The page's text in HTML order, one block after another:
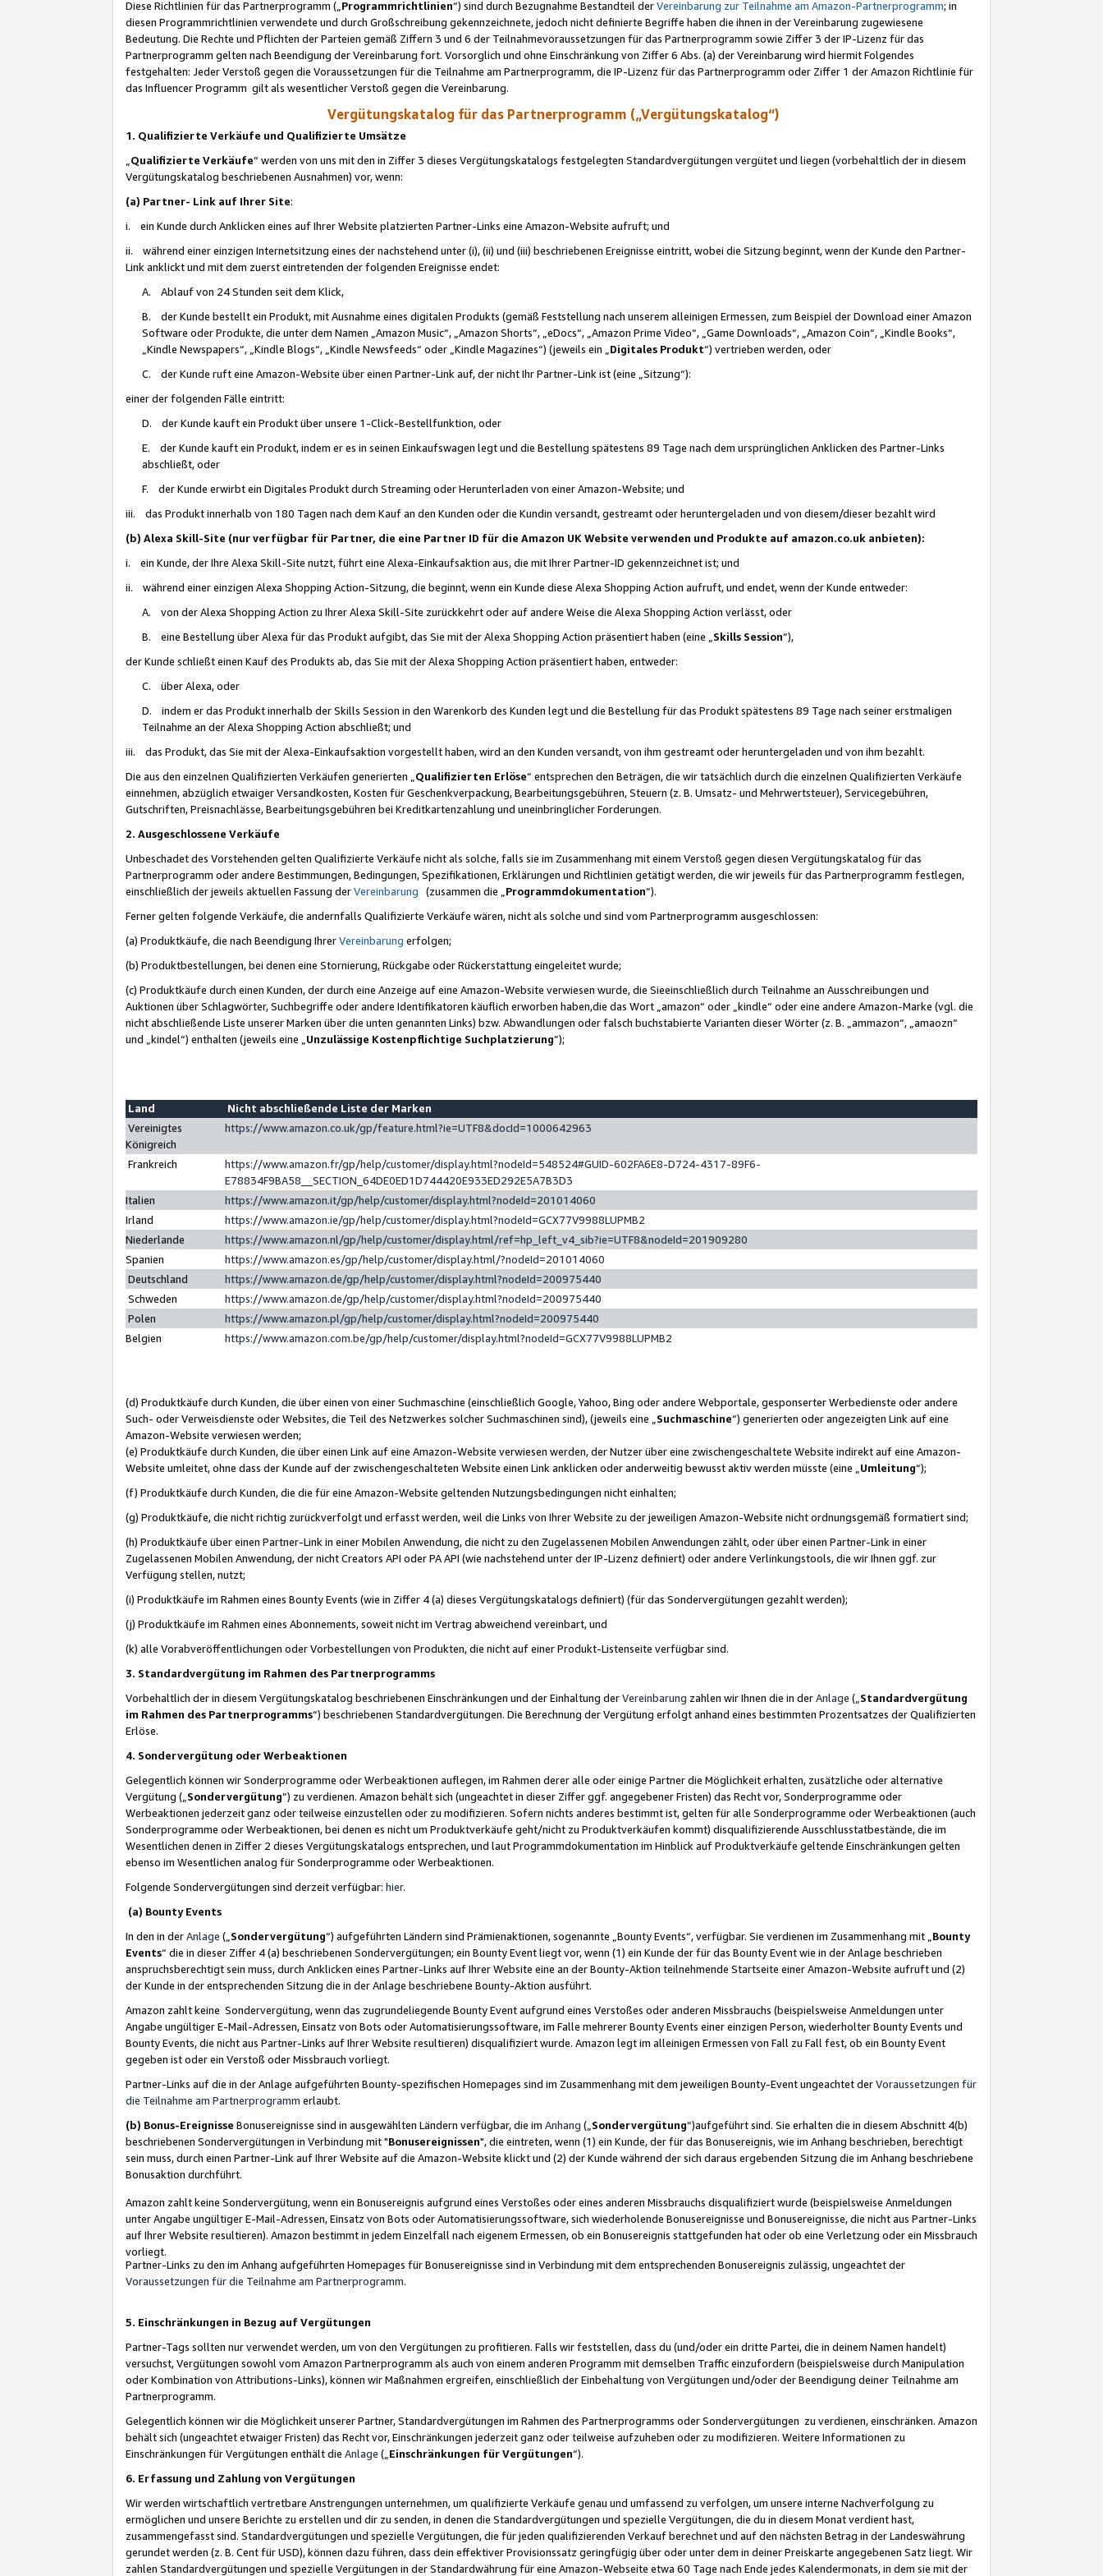
Diese Richtlinien für das Partnerprogramm („Programmrichtlinien“) sind durch Bezugnahme Bestandteil derVereinbarung zur Teilnahme am Amazon-Partnerprogramm; in
diesen Programmrichtlinien verwendete und durch Großschreibung gekennzeichnete, jedoch nicht definierte Begriffe haben die ihnen in der Vereinbarung zugewiesene
Bedeutung. Die Rechte und Pflichten der Parteien gemäß Ziffern 3 und 6 der Teilnahmevoraussetzungen für das Partnerprogramm sowie Ziffer 3 der IP-Lizenz für das
Partnerprogramm gelten nach Beendigung der Vereinbarung fort. Vorsorglich und ohne Einschränkung von Ziffer 6 Abs. (a) der Vereinbarung wird hiermit Folgendes
festgehalten: Jeder Verstoß gegen die Voraussetzungen für die Teilnahme am Partnerprogramm, die IP-Lizenz für das Partnerprogramm oder Ziffer 1 der Amazon Richtlinie für
das Influencer Programm gilt als wesentlicher Verstoß gegen die Vereinbarung.
Vergütungskatalog für das Partnerprogramm („Vergütungskatalog“)
1. Qualifizierte Verkäufe und Qualifizierte Umsätze
Qualifizierte Verkäufe“ werden von uns mit den in Ziffer 3 dieses Vergütungskatalogs festgelegten Standardvergütungen vergütet und liegen (vorbehaltlich der in diesem
Vergütungskatalog beschriebenen Ausnahmen) vor, wenn:
(a) Partner- Link auf Ihrer Site:
i. ein Kunde durch Anklicken eines auf Ihrer Website platzierten Partner-Links eine Amazon-Website aufruft; und
ii. während einer einzigen Internetsitzung eines der nachstehend unter (i), (ii) und (iii) beschriebenen Ereignisse eintritt, wobei die Sitzung beginnt, wenn der Kunde den Partner-
Link anklickt und mit dem zuerst eintretenden der folgenden Ereignisse endet:
A. Ablauf von 24 Stunden seit dem Klick,
B. der Kunde bestellt ein Produkt, mit Ausnahme eines digitalen Produkts (gemäß Feststellung nach unserem alleinigen Ermessen, zum Beispiel der Download einer Amazon
Software oder Produkte, die unter dem Namen „Amazon Music“, „Amazon Shorts“, „eDocs“, „Amazon Prime Video“, „Game Downloads“, „Amazon Coin“, „Kindle Books“,
„Kindle Newspapers“, „Kindle Blogs“, „Kindle Newsfeeds“ oder „Kindle Magazines“) (jeweils ein „ Digitales Produkt“) vertrieben werden, oder
C. der Kunde ruft eine Amazon-Website über einen Partner-Link auf, der nicht Ihr Partner-Link ist (eine „Sitzung“):
einer der folgenden Fälle eintritt:
D. der Kunde kauft ein Produkt über unsere 1-Click-Bestellfunktion, oder
E. der Kunde kauft ein Produkt, indem er es in seinen Einkaufswagen legt und die Bestellung spätestens 89 Tage nach dem ursprünglichen Anklicken des Partner-Links
abschließt, oder
F. der Kunde erwirbt ein Digitales Produkt durch Streaming oder Herunterladen von einer Amazon-Website; und
iii. das Produkt innerhalb von 180 Tagen nach dem Kauf an den Kunden oder die Kundin versandt, gestreamt oder heruntergeladen und von diesem/dieser bezahlt wird
(b) Alexa Skill-Site (nur verfügbar für Partner, die eine Partner ID für die Amazon UK Website verwenden und Produkte auf amazon.co.uk anbieten):
i. ein Kunde, der Ihre Alexa Skill-Site nutzt, führt eine Alexa-Einkaufsaktion aus, die mit Ihrer Partner-ID gekennzeichnet ist; und
ii. während einer einzigen Alexa Shopping Action-Sitzung, die beginnt, wenn ein Kunde diese Alexa Shopping Action aufruft, und endet, wenn der Kunde entweder:
A. von der Alexa Shopping Action zu Ihrer Alexa Skill-Site zurückkehrt oder auf andere Weise die Alexa Shopping Action verlässt, oder
B. eine Bestellung über Alexa für das Produkt aufgibt, das Sie mit der Alexa Shopping Action präsentiert haben (eine „ Skills Session“),
der Kunde schließt einen Kauf des Produkts ab, das Sie mit der Alexa Shopping Action präsentiert haben, entweder:
C. über Alexa, oder
D. indem er das Produkt innerhalb der Skills Session in den Warenkorb des Kunden legt und die Bestellung für das Produkt spätestens 89 Tage nach seiner erstmaligen
Teilnahme an der Alexa Shopping Action abschließt; und
iii. das Produkt, das Sie mit der Alexa-Einkaufsaktion vorgestellt haben, wird an den Kunden versandt, von ihm gestreamt oder heruntergeladen und von ihm bezahlt.
Die aus den einzelnen Qualifizierten Verkäufen generierten „ Qualifizierten Erlöse“ entsprechen den Beträgen, die wir tatsächlich durch die einzelnen Qualifizierten Verkäufe
einnehmen, abzüglich etwaiger Versandkosten, Kosten für Geschenkverpackung, Bearbeitungsgebühren, Steuern (z. B. Umsatz- und Mehrwertsteuer), Servicegebühren,
Gutschriften, Preisnachlässe, Bearbeitungsgebühren bei Kreditkartenzahlung und uneinbringlicher Forderungen.
2. Ausgeschlossene Verkäufe
Unbeschadet des Vorstehenden gelten Qualifizierte Verkäufe nicht als solche, falls sie im Zusammenhang mit einem Verstoß gegen diesen Vergütungskatalog für das
Partnerprogramm oder andere Bestimmungen, Bedingungen, Spezifikationen, Erklärungen und Richtlinien getätigt werden, die wir jeweils für das Partnerprogramm festlegen,
einschließlich der jeweils aktuellen Fassung derVereinbarung (zusammen die „ Programmdokumentation“).
Ferner gelten folgende Verkäufe, die andernfalls Qualifizierte Verkäufe wären, nicht als solche und sind vom Partnerprogramm ausgeschlossen:
(a) Produktkäufe, die nach Beendigung IhrerVereinbarung erfolgen;
(b) Produktbestellungen, bei denen eine Stornierung, Rückgabe oder Rückerstattung eingeleitet wurde;
(c) Produktkäufe durch einen Kunden, der durch eine Anzeige auf eine Amazon-Website verwiesen wurde, die Sieeinschließlich durch Teilnahme an Ausschreibungen und
Auktionen über Schlagwörter, Suchbegriffe oder andere Identifikatoren käuflich erworben haben,die das Wort „amazon“ oder „kindle“ oder eine andere Amazon-Marke (vgl. die
nicht abschließende Liste unserer Marken über die unten genannten Links) bzw. Abwandlungen oder falsch buchstabierte Varianten dieser Wörter (z. B. „ammazon“, „amaozn“
und „kindel“) enthalten (jeweils eine „ Unzulässige Kostenpflichtige Suchplatzierung”);
Land
Nicht abschließende Liste der Marken
Vereinigtes
Königreich
https://www.amazon.co.uk/gp/feature.html?ie=UTF8&docId=1000642963
Frankreich
https://www.amazon.fr/gp/help/customer/display.html?nodeId=548524#GUID-602FA6E8-D724-4317-89F6-
E78834F9BA58__SECTION_64DE0ED1D744420E933ED292E5A7B3D3
Italien
https://www.amazon.it/gp/help/customer/display.html?nodeId=201014060
Irland
https://www.amazon.ie/gp/help/customer/display.html?nodeId=GCX77V9988LUPMB2
Niederlande
https://www.amazon.nl/gp/help/customer/display.html/ref=hp_left_v4_sib?ie=UTF8&nodeId=201909280
Spanien
https://www.amazon.es/gp/help/customer/display.html/?nodeId=201014060
Deutschland
https://www.amazon.de/gp/help/customer/display.html?nodeId=200975440
Schweden
https://www.amazon.de/gp/help/customer/display.html?nodeId=200975440
Polen
https://www.amazon.pl/gp/help/customer/display.html?nodeId=200975440
Belgien
https://www.amazon.com.be/gp/help/customer/display.html?nodeId=GCX77V9988LUPMB2
(d) Produktkäufe durch Kunden, die über einen von einer Suchmaschine (einschließlich Google, Yahoo, Bing oder andere Webportale, gesponserter Werbedienste oder andere
Such- oder Verweisdienste oder Websites, die Teil des Netzwerkes solcher Suchmaschinen sind), (jeweils eine „ Suchmaschine“) generierten oder angezeigten Link auf eine
Amazon-Website verwiesen werden;
(e) Produktkäufe durch Kunden, die über einen Link auf eine Amazon-Website verwiesen werden, der Nutzer über eine zwischengeschaltete Website indirekt auf eine Amazon-
Website umleitet, ohne dass der Kunde auf der zwischengeschalteten Website einen Link anklicken oder anderweitig bewusst aktiv werden müsste (eine „ Umleitung“);
(f) Produktkäufe durch Kunden, die die für eine Amazon-Website geltenden Nutzungsbedingungen nicht einhalten;
(g) Produktkäufe, die nicht richtig zurückverfolgt und erfasst werden, weil die Links von Ihrer Website zu der jeweiligen Amazon-Website nicht ordnungsgemäß formatiert sind;
(h) Produktkäufe über einen Partner-Link in einer Mobilen Anwendung, die nicht zu den Zugelassenen Mobilen Anwendungen zählt, oder über einen Partner-Link in einer
Zugelassenen Mobilen Anwendung, der nicht Creators API oder PA API (wie nachstehend unter der IP-Lizenz definiert) oder andere Verlinkungstools, die wir Ihnen ggf. zur
Verfügung stellen, nutzt;
(i) Produktkäufe im Rahmen eines Bounty Events (wie in Ziffer 4 (a) dieses Vergütungskatalogs definiert) (für das Sondervergütungen gezahlt werden);
(j) Produktkäufe im Rahmen eines Abonnements, soweit nicht im Vertrag abweichend vereinbart, und
(k) alle Vorabveröffentlichungen oder Vorbestellungen von Produkten, die nicht auf einer Produkt-Listenseite verfügbar sind.
3. Standardvergütung im Rahmen des Partnerprogramms
Vorbehaltlich der in diesem Vergütungskatalog beschriebenen Einschränkungen und der Einhaltung derVereinbarung zahlen wir Ihnen die in derAnlage („ Standardvergütung
im Rahmen des Partnerprogramms“) beschriebenen Standardvergütungen. Die Berechnung der Vergütung erfolgt anhand eines bestimmten Prozentsatzes der Qualifizierten
Erlöse.
4. Sondervergütung oder Werbeaktionen
Gelegentlich können wir Sonderprogramme oder Werbeaktionen auflegen, im Rahmen derer alle oder einige Partner die Möglichkeit erhalten, zusätzliche oder alternative
Vergütung („ Sondervergütung”) zu verdienen. Amazon behält sich (ungeachtet in dieser Ziffer ggf. angegebener Fristen) das Recht vor, Sonderprogramme oder
Werbeaktionen jederzeit ganz oder teilweise einzustellen oder zu modifizieren. Sofern nichts anderes bestimmt ist, gelten für alle Sonderprogramme oder Werbeaktionen (auch
Sonderprogramme oder Werbeaktionen, bei denen es nicht um Produktverkäufe geht/nicht zu Produktverkäufen kommt) disqualifizierende Ausschlusstatbestände, die im
Wesentlichen denen in Ziffer 2 dieses Vergütungskatalogs entsprechen, und laut Programmdokumentation im Hinblick auf Produktverkäufe geltende Einschränkungen gelten
ebenso im Wesentlichen analog für Sonderprogramme oder Werbeaktionen.
Folgende Sondervergütungen sind derzeit verfügbar: hier.
(a) Bounty Events
In den in derAnlage („ Sondervergütung“) aufgeführten Ländern sind Prämienaktionen, sogenannte „Bounty Events“, verfügbar. Sie verdienen im Zusammenhang mit „ Bounty
Events“ die in dieser Ziffer 4 (a) beschriebenen Sondervergütungen; ein Bounty Event liegt vor, wenn (1) ein Kunde der für das Bounty Event wie in der Anlage beschrieben
anspruchsberechtigt sein muss, durch Anklicken eines Partner-Links auf Ihrer Website eine an der Bounty-Aktion teilnehmende Startseite einer Amazon-Website aufruft und (2)
der Kunde in der entsprechenden Sitzung die in der Anlage beschriebene Bounty-Aktion ausführt.
Amazon zahlt keine Sondervergütung, wenn das zugrundeliegende Bounty Event aufgrund eines Verstoßes oder anderen Missbrauchs (beispielsweise Anmeldungen unter
Angabe ungültiger E-Mail-Adressen, Einsatz von Bots oder Automatisierungssoftware, im Falle mehrerer Bounty Events einer einzigen Person, wiederholter Bounty Events und
Bounty Events, die nicht aus Partner-Links auf Ihrer Website resultieren) disqualifiziert wurde. Amazon legt im alleinigen Ermessen von Fall zu Fall fest, ob ein Bounty Event
gegeben ist oder ein Verstoß oder Missbrauch vorliegt.
Partner-Links auf die in der Anlage aufgeführten Bounty-spezifischen Homepages sind im Zusammenhang mit dem jeweiligen Bounty-Event ungeachtet derVoraussetzungen für
die Teilnahme am Partnerprogramm erlaubt.
(b) Bonus-Ereignisse Bonusereignisse sind in ausgewählten Ländern verfügbar, die im Anhang („ Sondervergütung“)aufgeführt sind. Sie erhalten die in diesem Abschnitt 4(b)
beschriebenen Sondervergütungen in Verbindung mit "Bonusereignissen", die eintreten, wenn (1) ein Kunde, der für das Bonusereignis, wie im Anhang beschrieben, berechtigt
sein muss, durch einen Partner-Link auf Ihrer Website auf die Amazon-Website klickt und (2) der Kunde während der sich daraus ergebenden Sitzung die im Anhang beschriebene
Bonusaktion durchführt.
Amazon zahlt keine Sondervergütung, wenn ein Bonusereignis aufgrund eines Verstoßes oder eines anderen Missbrauchs disqualifiziert wurde (beispielsweise Anmeldungen
unter Angabe ungültiger E-Mail-Adressen, Einsatz von Bots oder Automatisierungssoftware, sich wiederholende Bonusereignisse und Bonusereignisse, die nicht aus Partner-Links
auf Ihrer Website resultieren). Amazon bestimmt in jedem Einzelfall nach eigenem Ermessen, ob ein Bonusereignis stattgefunden hat oder ob eine Verletzung oder ein Missbrauch
vorliegt.
Partner-Links zu den im Anhang aufgeführten Homepages für Bonusereignisse sind in Verbindung mit dem entsprechenden Bonusereignis zulässig, ungeachtet der
Voraussetzungen für die Teilnahme am Partnerprogramm.
5. Einschränkungen in Bezug auf Vergütungen
Partner-Tags sollten nur verwendet werden, um von den Vergütungen zu profitieren. Falls wir feststellen, dass du (und/oder ein dritte Partei, die in deinem Namen handelt)
versuchst, Vergütungen sowohl vom Amazon Partnerprogramm als auch von einem anderen Programm mit demselben Traffic einzufordern (beispielsweise durch Manipulation
oder Kombination von Attributions-Links), können wir Maßnahmen ergreifen, einschließlich der Einbehaltung von Vergütungen und/oder der Beendigung deiner Teilnahme am
Partnerprogramm.
Gelegentlich können wir die Möglichkeit unserer Partner, Standardvergütungen im Rahmen des Partnerprogramms oder Sondervergütungen zu verdienen, einschränken. Amazon
behält sich (ungeachtet etwaiger Fristen) das Recht vor, Einschränkungen jederzeit ganz oder teilweise aufzuheben oder zu modifizieren. Weitere Informationen zu
Einschränkungen für Vergütungen enthält die Anlage („ Einschränkungen für Vergütungen“).
6. Erfassung und Zahlung von Vergütungen
Wir werden wirtschaftlich vertretbare Anstrengungen unternehmen, um qualifizierte Verkäufe genau und umfassend zu verfolgen, um unsere interne Nachverfolgung zu
ermöglichen und unsere Berichte zu erstellen und dir zu senden, in denen die Standardvergütungen und spezielle Vergütungen, die du in diesem Monat verdient hast,
zusammengefasst sind. Standardvergütungen und spezielle Vergütungen, die für jeden qualifizierenden Verkauf berechnet und auf den nächsten Betrag in der Landeswährung
gerundet werden (z. B. Cent für USD), können dazu führen, dass dein effektiver Provisionssatz geringfügig über oder unter dem in deiner Preiskarte angegebenen Satz liegt. Wir
zahlen Standardvergütungen und spezielle Vergütungen in der Standardwährung für eine Amazon-Webseite etwa 60 Tage nach Ende jedes Kalendermonats, in dem sie mit der